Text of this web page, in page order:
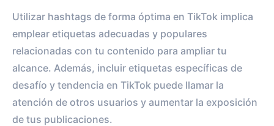
Utilizar hashtags de forma óptima en TikTok implica
emplear etiquetas adecuadas y populares
relacionadas con tu contenido para ampliar tu
alcance. Además, incluir etiquetas específicas de
desafío y tendencia en TikTok puede llamar la
atención de otros usuarios y aumentar la exposición
de tus publicaciones.